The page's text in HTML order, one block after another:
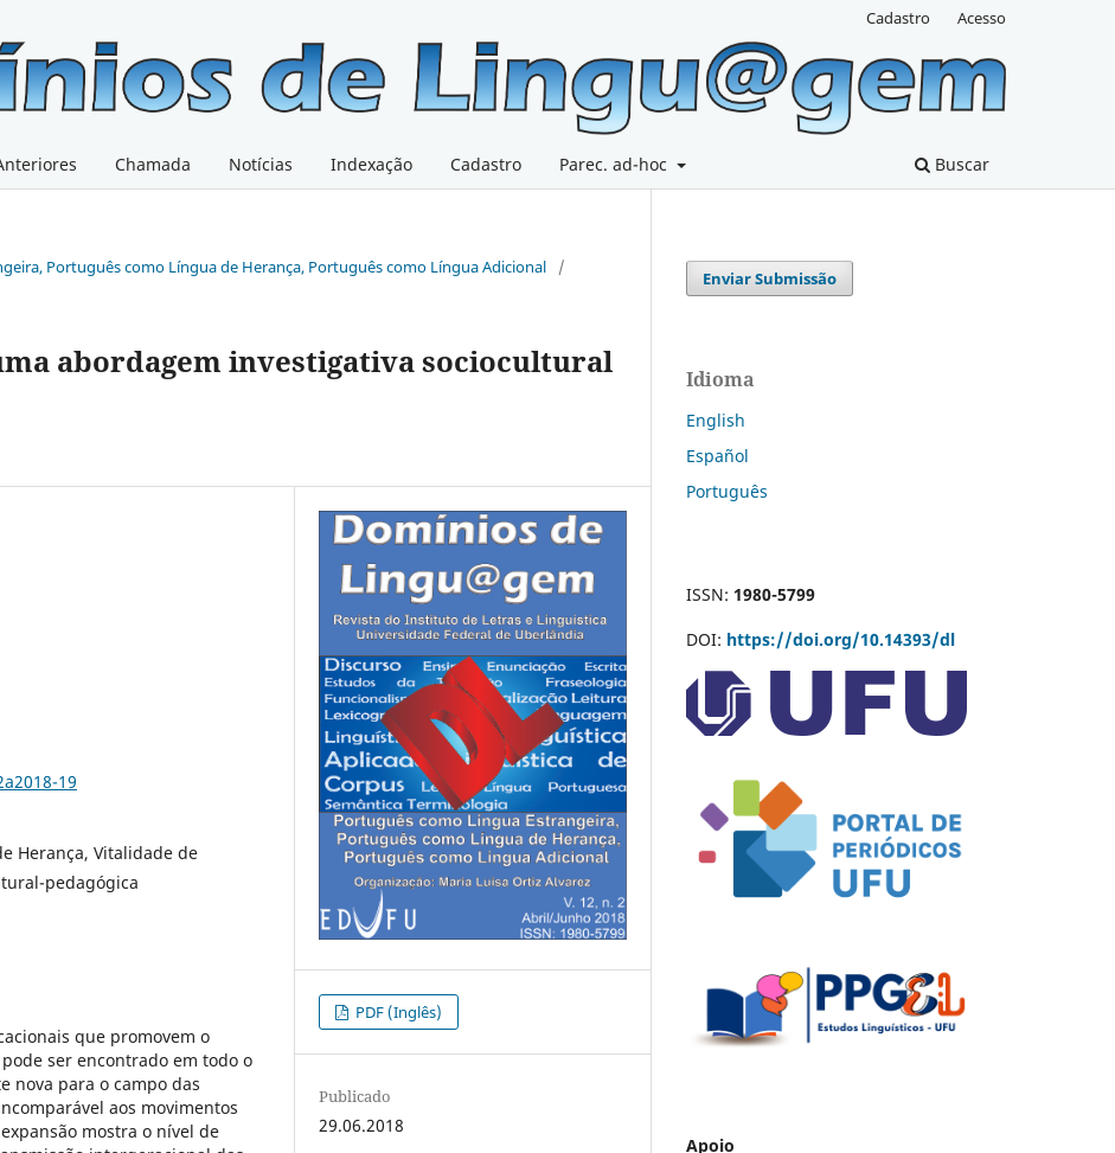
Chamada Notícias Indexação Cadastro Parec. ad-hoc Buscar
Cadastro Acesso
Português como Língua de Herança, Português como Língua Adicional
/
abordagem investigativa sociocultural
19
Herança, Vitalidade de
pedagógica
que promovem o
ser encontrado em todo o
nova para o campo das
aos movimentos
mostra o nível de
PDF (Inglês)
Publicado
29.06.2018
Enviar Submissão
Idioma
English
Español
Português
ISSN: 1980-5799
DOI: https://doi.org/10.14393/dl
Apoio